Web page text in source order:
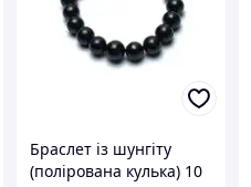
Браслет із шунгіту
(полірована кулька) 10